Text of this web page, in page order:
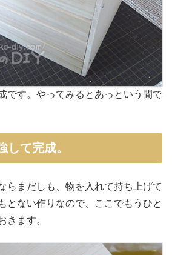
です。やってみるとあっという間で
して完成。
らまだしも、物を入れて持ち上げて
とない作りなので、ここでもうひと
きます。